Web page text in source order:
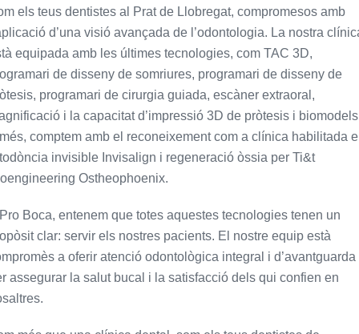
els teus dentistes al Prat de Llobregat, compromesos amb
d’una visió avançada de l’odontologia. La nostra
equipada amb les últimes tecnologies, com TAC 3D,
de disseny de somriures, programari de disseny de
programari de cirurgia guiada, escàner extraoral,
i la capacitat d’impressió 3D de pròtesis i
comptem amb el reconeixement com a clínica habilitada
invisible Invisalign i regeneració òssia per Ti&t
Ostheophoenix.
Boca, entenem que totes aquestes tecnologies tenen un
clar: servir els nostres pacients. El nostre equip està
a oferir atenció odontològica integral i d’avantguarda
assegurar la salut bucal i la satisfacció dels qui confien en